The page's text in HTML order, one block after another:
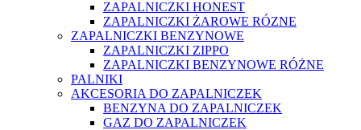
ZAPALNICZKI HONEST
ZAPALNICZKI ŻAROWE RÓZNE
ZAPALNICZKI BENZYNOWE
ZAPALNICZKI ZIPPO
ZAPALNICZKI BENZYNOWE RÓŻNE
PALNIKI
AKCESORIA DO ZAPALNICZEK
BENZYNA DO ZAPALNICZEK
GAZ DO ZAPALNICZEK